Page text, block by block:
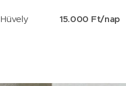
15.000 Ft/nap